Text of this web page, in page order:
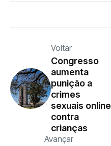
Voltar
Congresso
aumenta
punição a
crimes
sexuais online
contra
crianças
Avançar